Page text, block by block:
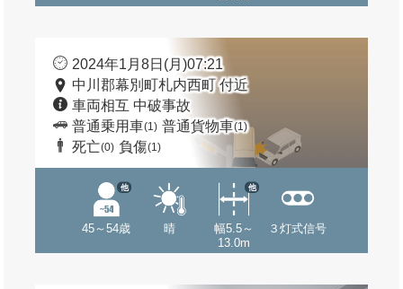
2024年1月8日(月)07:21
中川郡幕別町札内西町 付近
車両相互 中破事故
普通乗用車(1) 普通貨物車(1)
死亡(0) 負傷(1)
45～54歳
他
晴
幅5.5～
13.0m
他
３灯式信号